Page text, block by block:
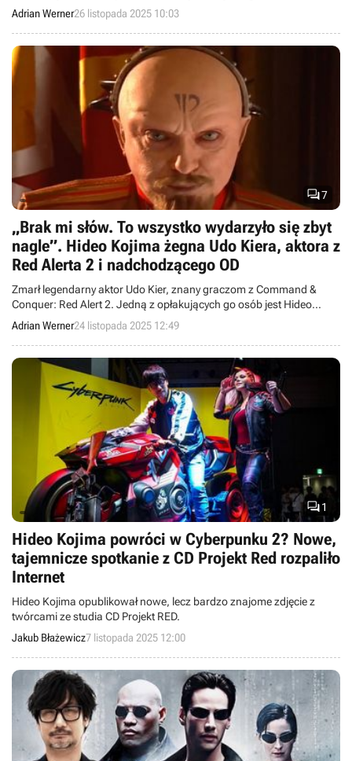
się pecetowa wersja Death Stranding 2.
Adrian Werner26 listopada 2025 10:03
7
„Brak mi słów. To wszystko wydarzyło się zbyt
nagle”. Hideo Kojima żegna Udo Kiera, aktora z
Red Alerta 2 i nadchodzącego OD
Zmarł legendarny aktor Udo Kier, znany graczom z Command &
Conquer: Red Alert 2. Jedną z opłakujących go osób jest Hideo
Kojima. Obaj artyści współpracowali przy OD.
Adrian Werner24 listopada 2025 12:49
1
Hideo Kojima powróci w Cyberpunku 2? Nowe,
tajemnicze spotkanie z CD Projekt Red rozpaliło
Internet
Hideo Kojima opublikował nowe, lecz bardzo znajome zdjęcie z
twórcami ze studia CD Projekt RED.
Jakub Błażewicz7 listopada 2025 12:00